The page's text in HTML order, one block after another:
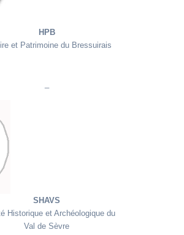
HPB
et Patrimoine du Bressuirais
SHAVS
Historique et Archéologique du
Val de Sèvre